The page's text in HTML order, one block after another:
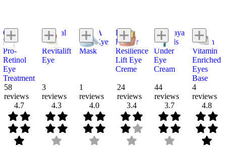
Olay
EYEs
Pro-
Retinol
Eye
Treatment
58
reviews
4.7
L'Oréal
Paris
Revitalift
Eye
3
reviews
4.3
LUNA
Jelly Eye
Mask
1
reviews
4.0
Estée
Lauder
Resilience
Lift Eye
Creme
24
reviews
3.4
Himalaya
Herbals
Under
Eye
Cream
44
reviews
3.7
Bobbi
Brown
Vitamin
Enriched
Eyes
Base
4
reviews
4.8